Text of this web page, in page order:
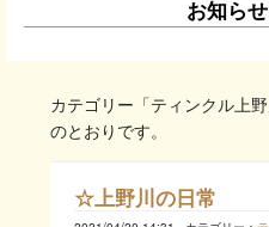
お知ら
カテゴリー「ティンクル上
のとおりです。
☆上野川の日常